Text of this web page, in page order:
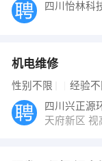
四川怡林科
机电维修
性别不限 经验不
天府新区 视